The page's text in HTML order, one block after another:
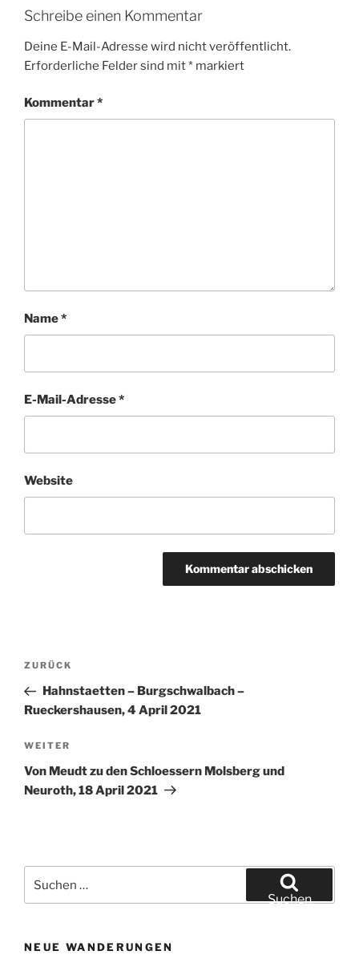
Schreibe einen Kommentar
Deine E-Mail-Adresse wird nicht veröffentlicht.
Erforderliche Felder sind mit* markiert
Kommentar*
Name*
E-Mail-Adresse*
Website
Beitragsnavigation
Vorheriger
Beitrag
ZURÜCK
Hahnstaetten – Burgschwalbach –
Rueckershausen, 4 April 2021
Nächster
Beitrag
WEITER
Von Meudt zu den Schloessern Molsberg und
Neuroth, 18 April 2021
nach:
Suchen
NEUE WANDERUNGEN